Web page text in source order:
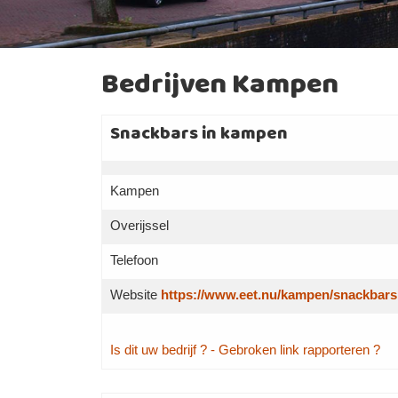
Bedrijven Kampen
Snackbars in kampen
Kampen
Overijssel
Telefoon
Website https://www.eet.nu/kampen/snackbars
Is dit uw bedrijf ? - Gebroken link rapporteren ?